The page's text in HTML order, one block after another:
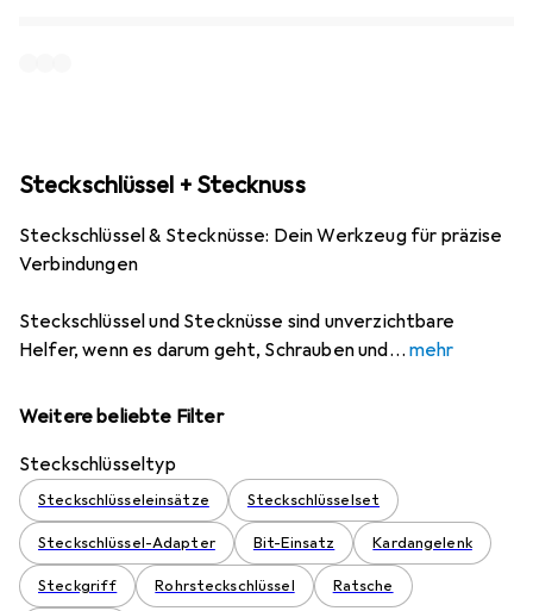
Steckschlüssel + Stecknuss
Steckschlüssel & Stecknüsse: Dein Werkzeug für präzise
Verbindungen
Steckschlüssel und Stecknüsse sind unverzichtbare
Helfer, wenn es darum geht, Schrauben und
mehr
Weitere beliebte Filter
Steckschlüsseltyp
Steckschlüsseleinsätze Steckschlüsselset
Steckschlüssel-Adapter Bit-Einsatz Kardangelenk
Steckgriff Rohrsteckschlüssel Ratsche